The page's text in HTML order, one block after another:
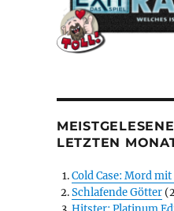
LETZTEN
Cold Case: Mord
Schlafende Götter